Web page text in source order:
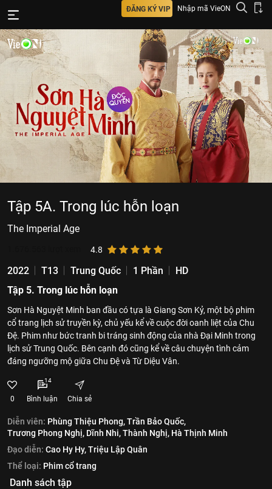
ĐĂNG KÝ VIP Nhập mã VieON
Tập 5A. Trong lúc hỗn loạn
The Imperial Age
4.8
2022 T13 Trung Quốc 1 Phần
HD
Tập 5. Trong lúc hỗn loạn
Sơn Hà Nguyệt Minh ban đầu có tựa là Giang Sơn Kỷ, một bộ phim
cổ trang lịch sử truyền kỳ, chủ yếu kể về cuộc đời oanh liệt của Chu
Đệ. Phim như bức tranh bi tráng sinh động của nhà Đại Minh trong
lịch sử Trung Quốc. Bên cạnh đó cũng kể về câu chuyện tình cảm
đáng ngưỡng mộ giữa Chu Đệ và Từ Diệu Vân.
0
14
Bình luận Chia sẻ
Diễn viên: Phùng Thiệu Phong,Trần Bảo Quốc,
Trương Phong Nghị, Dĩnh Nhi,Thành Nghị, Hà Thịnh Minh
Đạo diễn: Cao Hy Hy,Triệu Lập Quân
Thể loại: Phim cổ trang
Danh sách tập